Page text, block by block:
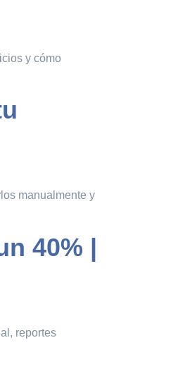
y cómo
manualmente y
40% |
reportes